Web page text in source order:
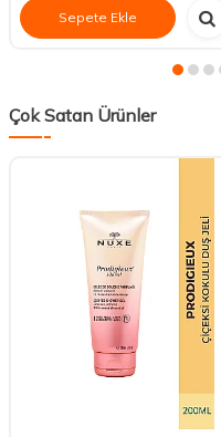
Sepete Ekle
Çok Satan Ürünler